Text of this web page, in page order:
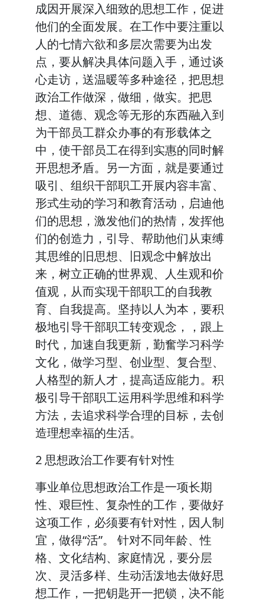
成因开展深入细致的思想工作，促进
他们的全面发展。在工作中要注重以
人的七情六欲和多层次需要为出发
点，要从解决具体问题入手，通过谈
心走访，送温暖等多种途径，把思想
政治工作做深，做细，做实。把思
想、道德、观念等无形的东西融入到
为干部员工群众办事的有形载体之
中，使干部员工在得到实惠的同时解
开思想矛盾。另一方面，就是要通过
吸引、组织干部职工开展内容丰富、
形式生动的学习和教育活动，启迪他
们的思想，激发他们的热情，发挥他
们的创造力，引导、帮助他们从束缚
其思维的旧思想、旧观念中解放出
来，树立正确的世界观、人生观和价
值观，从而实现干部职工的自我教
育、自我提高。坚持以人为本，要积
极地引导干部职工转变观念，，跟上
时代，加速自我更新，勤奮学习科学
文化，做学习型、创业型、复合型、
人格型的新人才，提高适应能力。积
极引导干部职工运用科学思维和科学
方法，去追求科学合理的目标，去创
造理想幸福的生活。
2 思想政治工作要有针对性
事业单位思想政治工作是一项长期
性、艰巨性、复杂性的工作，要做好
这项工作，必须要有针对性，因人制
宜，做得“活”。 针对不同年龄、性
格、文化结构、家庭情况，要分层
次、灵活多样、生动活泼地去做好思
想工作，一把钥匙开一把锁，决不能